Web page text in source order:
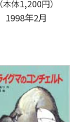
（本体1,200円）
1998年2月